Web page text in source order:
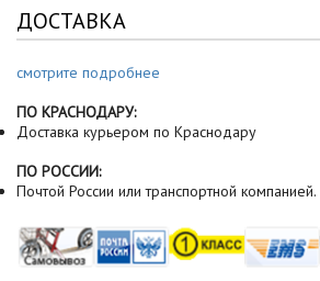
ДОСТАВКА
смотрите подробнее
ПО КРАСНОДАРУ:
Доставка курьером по Краснодару
ПО РОССИИ:
Почтой России или транспортной компанией.